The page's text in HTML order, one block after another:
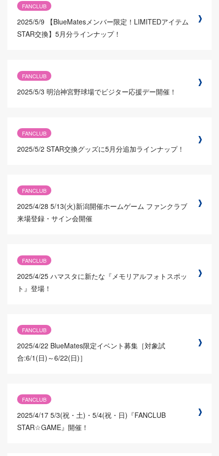
FANCLUB
2025/5/9
【BlueMatesメンバー限定！LIMITEDアイテム
STAR交換】5月分ラインナップ！
FANCLUB
2025/5/3 明治神宮野球場でビジター応援デー開催！
FANCLUB
2025/5/2 STAR交換グッズに5月分追加ラインナップ！
FANCLUB
2025/4/28 5/13(火)新潟開催ホームゲーム ファンクラブ
来場登録・サイン会開催
FANCLUB
2025/4/25 ハマスタに新たな『メモリアルフォトスポッ
ト』登場！
FANCLUB
2025/4/22 BlueMates限定イベント募集［対象試
合:6/1(日)～6/22(日)］
FANCLUB
2025/4/17 5/3(祝・土)・5/4(祝・日)『FANCLUB
STAR☆GAME』開催！